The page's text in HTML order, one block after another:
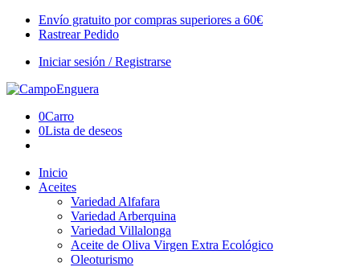
Envío gratuito por compras superiores a 60€
Rastrear Pedido
Iniciar sesión / Registrarse
0Carro
0Lista de deseos
Inicio
Aceites
Variedad Alfafara
Variedad Arberquina
Variedad Villalonga
Aceite de Oliva Virgen Extra Ecológico
Oleoturismo